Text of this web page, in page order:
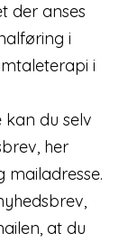
der anses
i
i
kan du selv
her
mailadresse.
at du